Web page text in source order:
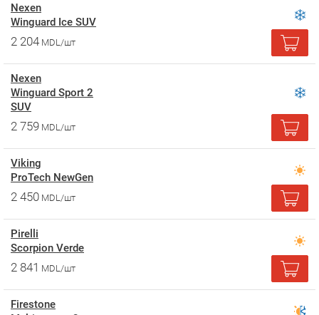
Nexen
Winguard Ice SUV
2 204 MDL/шт
Nexen
Winguard Sport 2
SUV
2 759 MDL/шт
Viking
ProTech NewGen
2 450 MDL/шт
Pirelli
Scorpion Verde
2 841 MDL/шт
Firestone